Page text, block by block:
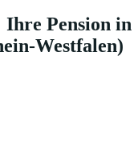
Ihre Pension in
Westfalen)